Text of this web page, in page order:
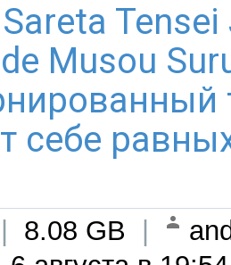
Musou
себе
8.08 GB